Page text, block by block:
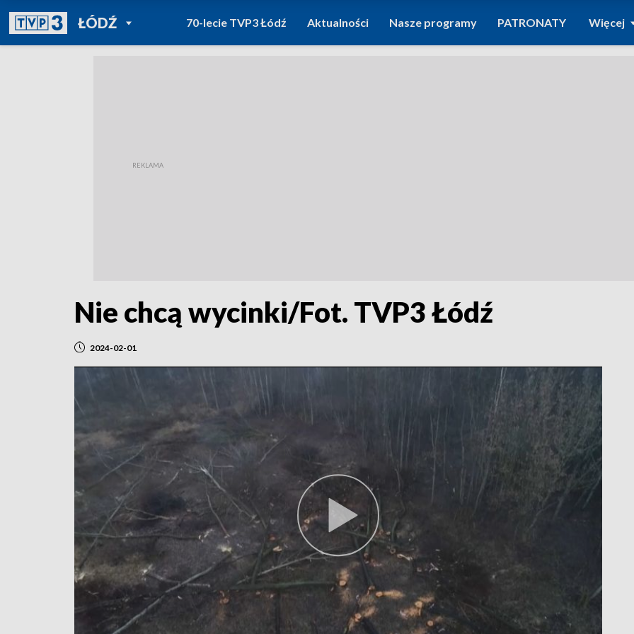
ŁÓDŹPOWRÓT DO
TVP REGIONY
70-lecie TVP3 Łódź Aktualności Nasze programy PATRONATY Więcej
Nie chcą wycinki/Fot. TVP3 Łódź
2024-02-01